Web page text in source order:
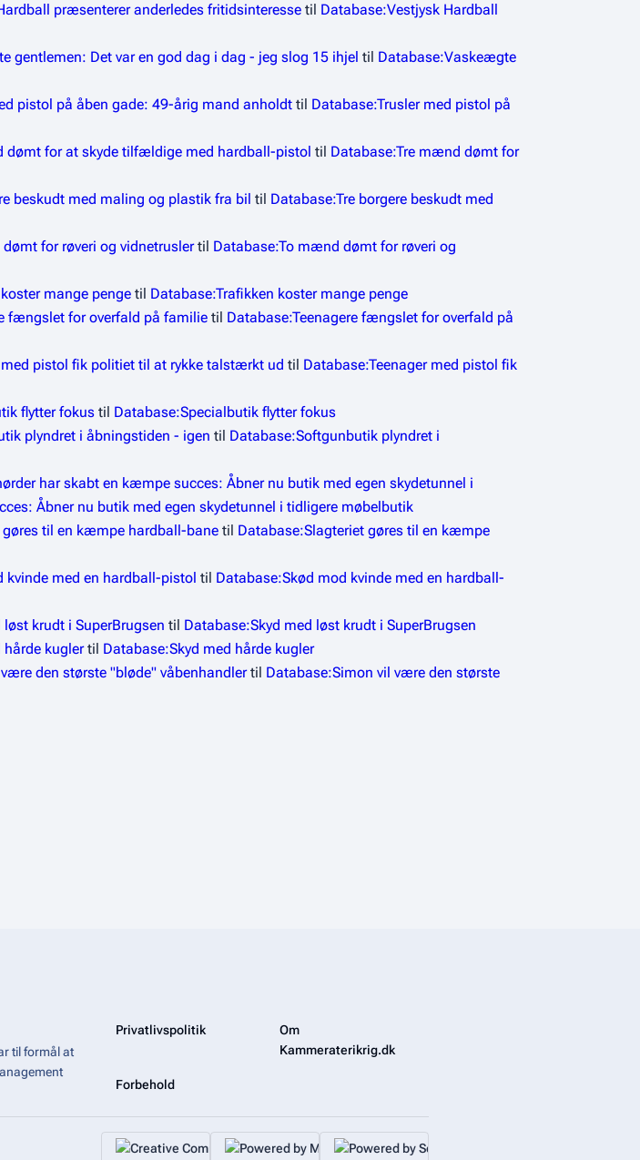
præsenterer anderledes fritidsinteresse til Database:Vestjysk Hardball
gentlemen: Det var en god dag i dag - jeg slog 15 ihjel til Database:Vaskeægte
pistol på åben gade: 49-årig mand anholdt til Database:Trusler med pistol på
dømt for at skyde tilfældige med hardball-pistol til Database:Tre mænd dømt for
beskudt med maling og plastik fra bil til Database:Tre borgere beskudt med
for røveri og vidnetruslertil Database:To mænd dømt for røveri og
mange penge til Database:Trafikken koster mange penge
fængslet for overfald på familie til Database:Teenagere fængslet for overfald på
med pistol fik politiet til at rykke talstærkt ud til Database:Teenager med pistol fik
flytter fokus til Database:Specialbutik flytter fokus
plyndret i åbningstiden - igen til Database:Softgunbutik plyndret i
har skabt en kæmpe succes: Åbner nu butik med egen skydetunnel i
Åbner nu butik med egen skydetunnel i tidligere møbelbutik
gøres til en kæmpe hardball-bane til Database:Slagteriet gøres til en kæmpe
kvinde med en hardball-pistol til Database:Skød mod kvinde med en hardball-
løst krudt i SuperBrugsen til Database:Skyd med løst krudt i SuperBrugsen
hårde kuglertil Database:Skyd med hårde kugler
den største "bløde" våbenhandlertil Database:Simon vil være den største
til formål at
Privatlivspolitik
Om
Kammeraterikrig.dk
Forbehold